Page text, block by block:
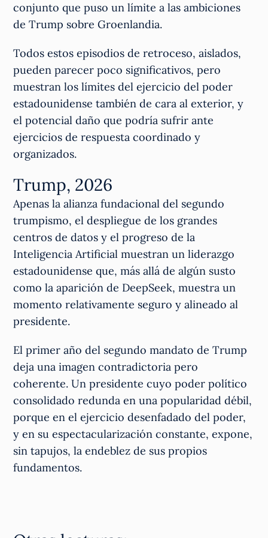
conjunto que puso un límite a las ambiciones
de Trump sobre Groenlandia.
Todos estos episodios de retroceso, aislados,
pueden parecer poco significativos, pero
muestran los límites del ejercicio del poder
estadounidense también de cara al exterior, y
el potencial daño que podría sufrir ante
ejercicios de respuesta coordinado y
organizados.
Trump, 2026
Apenas la alianza fundacional del segundo
trumpismo, el despliegue de los grandes
centros de datos y el progreso de la
Inteligencia Artificial muestran un liderazgo
estadounidense que, más allá de algún susto
como la aparición de DeepSeek, muestra un
momento relativamente seguro y alineado al
presidente.
El primer año del segundo mandato de Trump
deja una imagen contradictoria pero
coherente. Un presidente cuyo poder político
consolidado redunda en una popularidad débil,
porque en el ejercicio desenfadado del poder,
y en su espectacularización constante, expone,
sin tapujos, la endeblez de sus propios
fundamentos.